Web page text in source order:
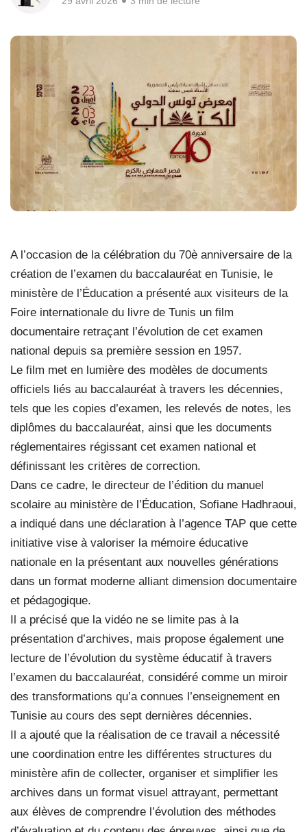
A l’occasion de la célébration du 70è anniversaire de la
création de l’examen du baccalauréat en Tunisie, le
ministère de l’Éducation a présenté aux visiteurs de la
Foire internationale du livre de Tunis un film
documentaire retraçant l’évolution de cet examen
national depuis sa première session en 1957.
Le film met en lumière des modèles de documents
officiels liés au baccalauréat à travers les décennies,
tels que les copies d’examen, les relevés de notes, les
diplômes du baccalauréat, ainsi que les documents
réglementaires régissant cet examen national et
définissant les critères de correction.
Dans ce cadre, le directeur de l’édition du manuel
scolaire au ministère de l’Éducation, Sofiane Hadhraoui,
a indiqué dans une déclaration à l’agence TAP que cette
initiative vise à valoriser la mémoire éducative
nationale en la présentant aux nouvelles générations
dans un format moderne alliant dimension documentaire
et pédagogique.
Il a précisé que la vidéo ne se limite pas à la
présentation d’archives, mais propose également une
lecture de l’évolution du système éducatif à travers
l’examen du baccalauréat, considéré comme un miroir
des transformations qu’a connues l’enseignement en
Tunisie au cours des sept dernières décennies.
Il a ajouté que la réalisation de ce travail a nécessité
une coordination entre les différentes structures du
ministère afin de collecter, organiser et simplifier les
archives dans un format visuel attrayant, permettant
aux élèves de comprendre l’évolution des méthodes